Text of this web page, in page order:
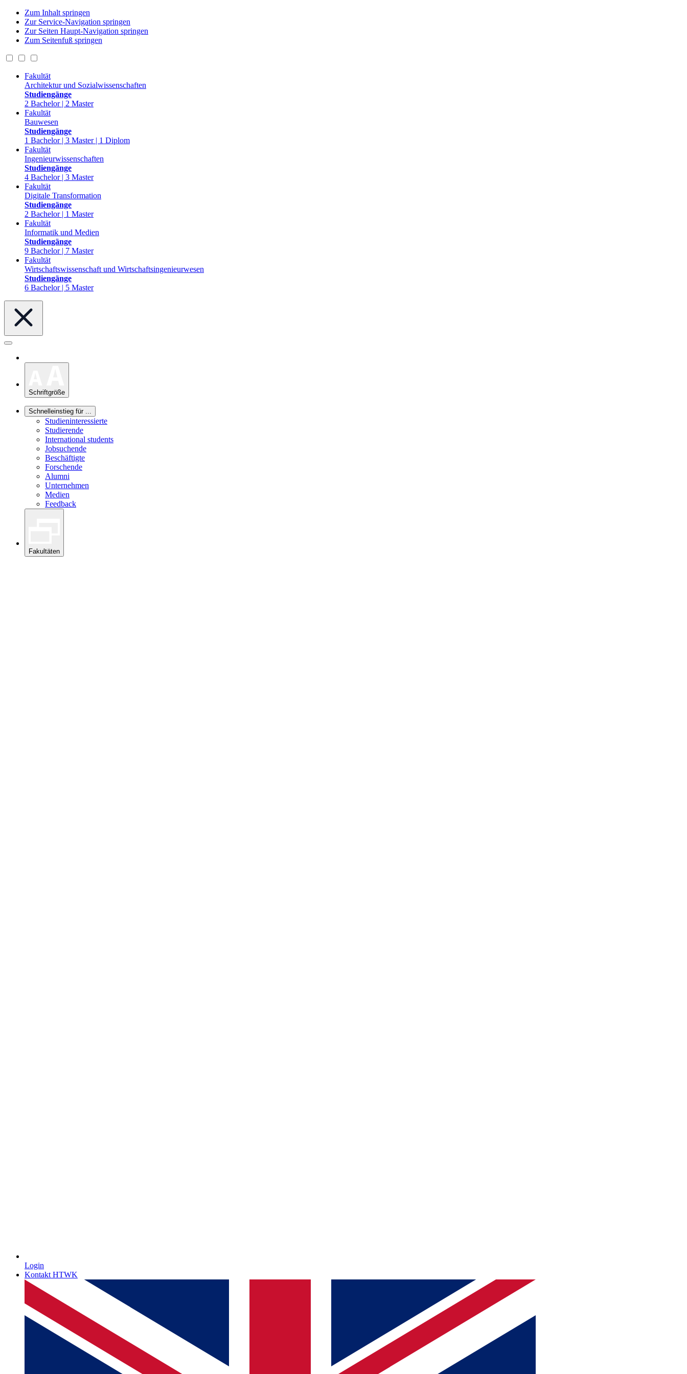
Zum Inhalt springen
Zur Service-Navigation springen
Zur Seiten Haupt-Navigation springen
Zum Seitenfuß springen
Fakultät
Architektur und Sozialwissenschaften
Studiengänge
2 Bachelor | 2 Master
Fakultät
Bauwesen
Studiengänge
1 Bachelor | 3 Master | 1 Diplom
Fakultät
Ingenieurwissenschaften
Studiengänge
4 Bachelor | 3 Master
Fakultät
Digitale Transformation
Studiengänge
2 Bachelor | 1 Master
Fakultät
Informatik und Medien
Studiengänge
9 Bachelor | 7 Master
Fakultät
Wirtschaftswissenschaft und Wirtschaftsingenieurwesen
Studiengänge
6 Bachelor | 5 Master
Schriftgröße
Schnelleinstieg für ...
Studieninteressierte
Studierende
International students
Jobsuchende
Beschäftigte
Forschende
Alumni
Unternehmen
Medien
Feedback
Fakultäten
Login
Kontakt HTWK